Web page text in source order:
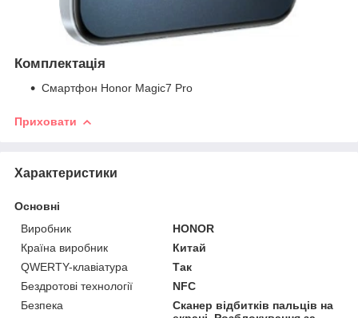
Комплектація
Смартфон Honor Magic7 Pro
Приховати
Характеристики
Основні
Виробник
HONOR
Країна виробник
Китай
QWERTY-клавіатура
Так
Бездротові технології
NFC
Безпека
Сканер відбитків пальців на